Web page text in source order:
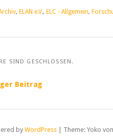
, ELAN e.V., ELC - Allgemein,
SIND GESCHLOSSEN.
Beitrag
by WordPress Theme: Yoko von